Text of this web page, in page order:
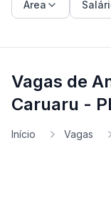
Área
Vagas de
Caruaru -
Início Vagas